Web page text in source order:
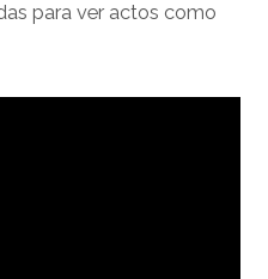
para ver actos como